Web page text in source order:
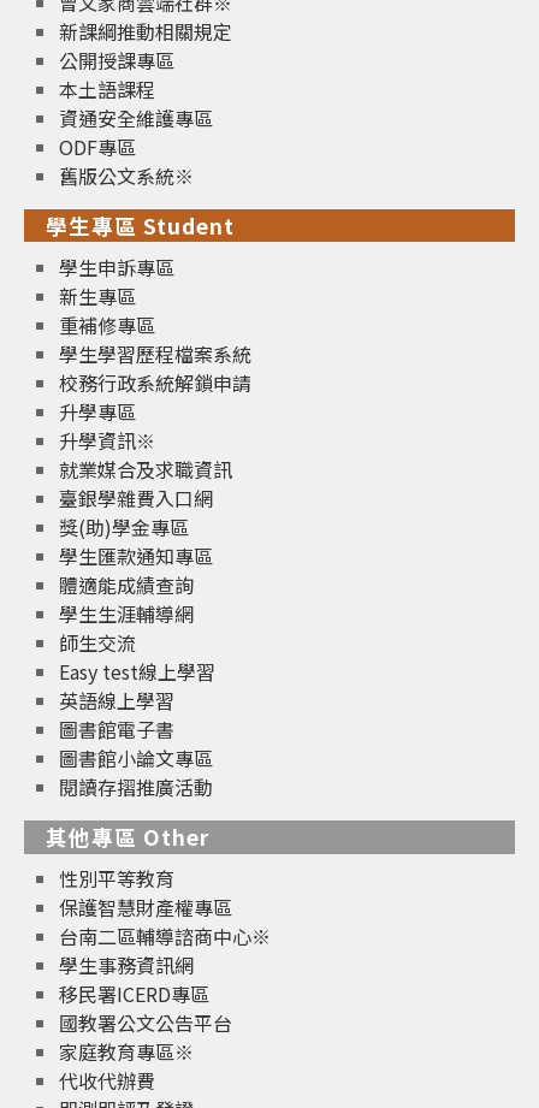
新課綱推動相關規定
公開授課專區
本土語課程
資通安全維護專區
ODF專區
舊版公文系統※
學生專區 Student
學生申訴專區
新生專區
重補修專區
學生學習歷程檔案系統
校務行政系統解鎖申請
升學專區
升學資訊※
就業媒合及求職資訊
臺銀學雜費入口網
獎(助)學金專區
學生匯款通知專區
體適能成績查詢
學生生涯輔導網
師生交流
Easy test線上學習
英語線上學習
圖書館電子書
圖書館小論文專區
閱讀存摺推廣活動
其他專區 Other
性別平等教育
保護智慧財產權專區
台南二區輔導諮商中心※
學生事務資訊網
移民署ICERD專區
國教署公文公告平台
家庭教育專區※
代收代辦費